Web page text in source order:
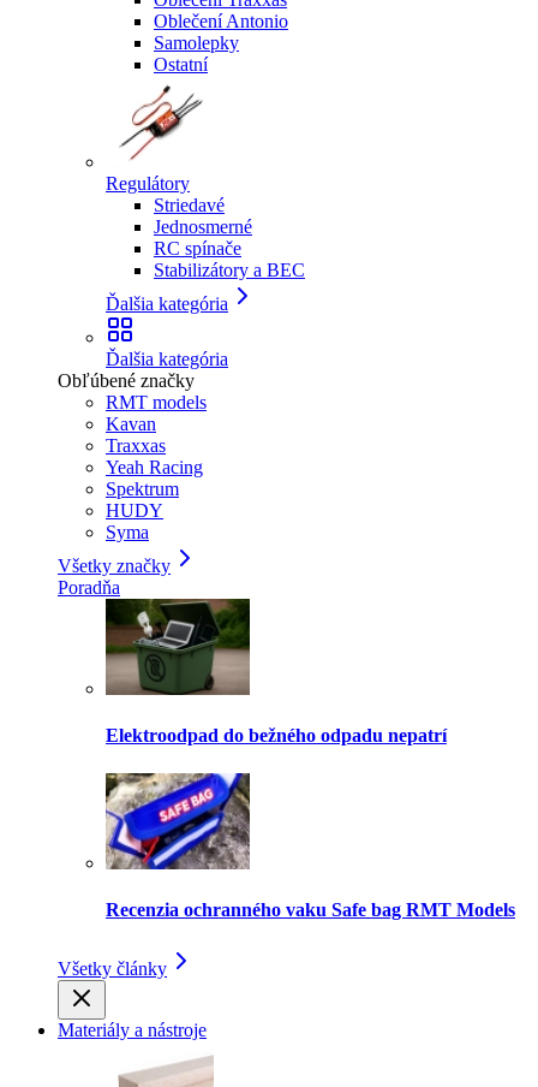
Oblečení Antonio
Samolepky
Ostatní
Regulátory
Striedavé
Jednosmerné
RC spínače
Stabilizátory a BEC
Ďalšia kategória
Ďalšia kategória
Obľúbené značky
RMT models
Kavan
Traxxas
Yeah Racing
Spektrum
HUDY
Syma
Všetky značky
Poradňa
Elektroodpad do bežného odpadu nepatrí
Recenzia ochranného vaku Safe bag RMT Models
Všetky články
Materiály a nástroje